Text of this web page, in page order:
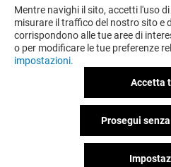
Mentre navighi il sito, accetti l'uso
misurare il traffico del nostro sito e
corrispondono alle tue aree di
o per modificare le tue preferenze
impostazioni.
Accetta
Prosegui